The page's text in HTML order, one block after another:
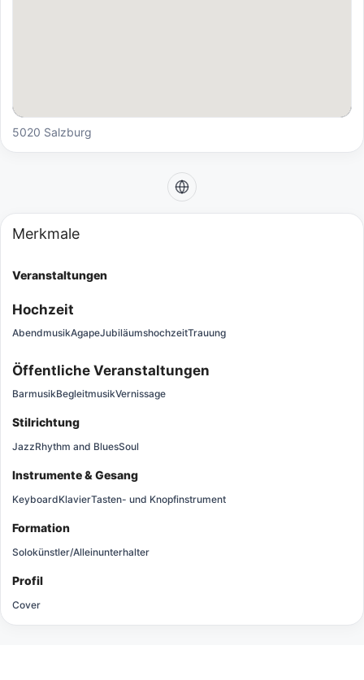
5020 Salzburg
Merkmale
Veranstaltungen
Hochzeit
AbendmusikAgapeJubiläumshochzeitTrauung
Öffentliche Veranstaltungen
BarmusikBegleitmusikVernissage
Stilrichtung
JazzRhythm and BluesSoul
Instrumente & Gesang
KeyboardKlavierTasten- und Knopfinstrument
Formation
Solokünstler/Alleinunterhalter
Profil
Cover